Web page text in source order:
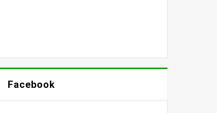
Facebook